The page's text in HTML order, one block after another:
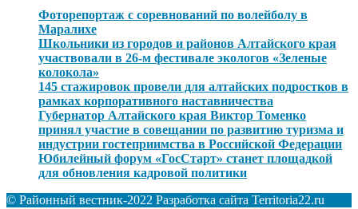
Фоторепортаж с соревнований по волейболу в
Маралихе
Школьники из городов и районов Алтайского края
участвовали в 26-м фестивале экологов «Зеленые
колокола»
145 стажировок провели для алтайских подростков в
рамках корпоративного наставничества
Губернатор Алтайского края Виктор Томенко
принял участие в совещании по развитию туризма и
индустрии гостеприимства в Российской Федерации
Юбилейный форум «ГосСтарт» станет площадкой
для обновления кадровой политики
© Районный вестник-2022 Разработка сайта Territoria22.ru